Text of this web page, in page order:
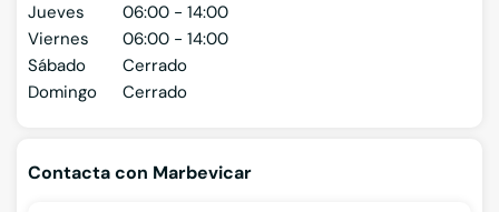
Jueves
06:00 - 14:00
Viernes
06:00 - 14:00
Sábado
Cerrado
Domingo
Cerrado
Contacta con Marbevicar